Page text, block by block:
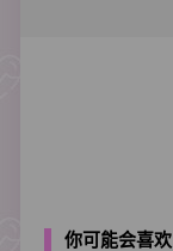
你可能会喜欢